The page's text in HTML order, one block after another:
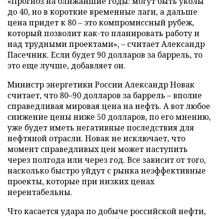
до 40, но в короткие временные лаги, а дальше
цена придет к 80 – это компромиссный рубеж,
который позволит как-то планировать работу и
над трудными проектами», – считает Александр
Пасечник. Если будет 90 долларов за баррель, то
это еще лучше, добавляет он.
Министр энергетики России Александр Новак
считает, что 80–90 долларов за баррель – вполне
справедливая мировая цена на нефть. А вот любое
снижение цены ниже 50 долларов, по его мнению,
уже будет иметь негативные последствия для
нефтяной отрасли. Новак не исключает, что
момент справедливых цен может наступить
через полгода или через год. Все зависит от того,
насколько быстро уйдут с рынка неэффективные
проекты, которые при низких ценах
нерентабельны.
Что касается удара по добыче российской нефти,